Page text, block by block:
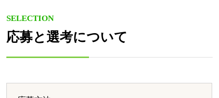
SELECTION
応募と選考について